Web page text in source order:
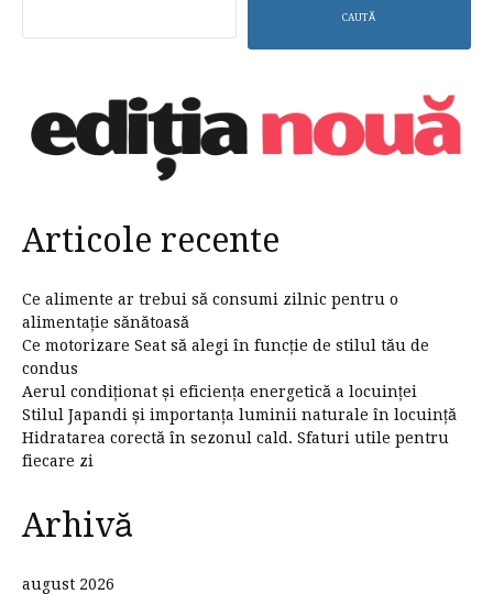
CAUTĂ
Articole recente
Ce alimente ar trebui să consumi zilnic pentru o
alimentație sănătoasă
Ce motorizare Seat să alegi în funcție de stilul tău de
condus
Aerul condiționat și eficiența energetică a locuinței
Stilul Japandi și importanța luminii naturale în locuință
Hidratarea corectă în sezonul cald. Sfaturi utile pentru
fiecare zi
Arhivă
august 2026